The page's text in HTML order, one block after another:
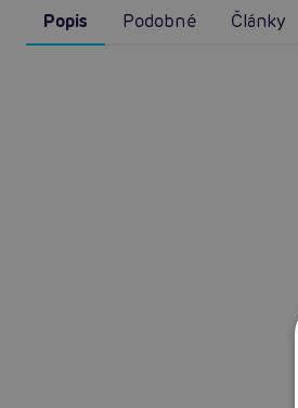
Popis Podobné Články